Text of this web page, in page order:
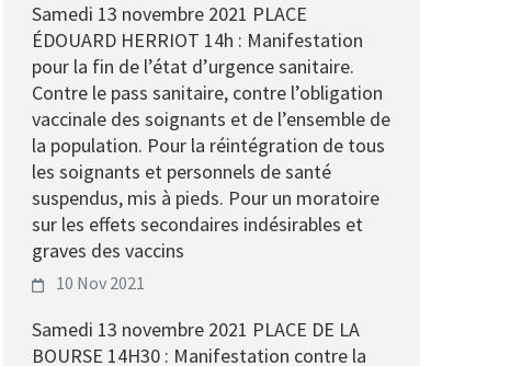
Samedi 13 novembre 2021 PLACE
ÉDOUARD HERRIOT 14h : Manifestation
pour la fin de l’état d’urgence sanitaire.
Contre le pass sanitaire, contre l’obligation
vaccinale des soignants et de l’ensemble de
la population. Pour la réintégration de tous
les soignants et personnels de santé
suspendus, mis à pieds. Pour un moratoire
sur les effets secondaires indésirables et
graves des vaccins
10 Nov 2021
Samedi 13 novembre 2021 PLACE DE LA
BOURSE 14H30 : Manifestation contre la